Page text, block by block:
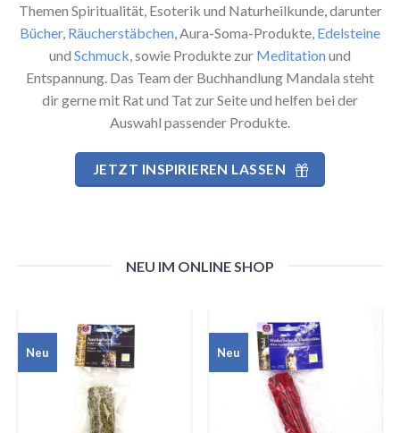
Themen Spiritualität, Esoterik und Naturheilkunde, darunter
Bücher, Räucherstäbchen, Aura-Soma-Produkte, Edelsteine
und Schmuck, sowie Produkte zur Meditationund
Entspannung. Das Team der Buchhandlung Mandala steht
dir gerne mit Rat und Tat zur Seite und helfen bei der
Auswahl passender Produkte.
JETZT INSPIRIEREN LASSEN
NEU IM ONLINE SHOP
Neu Neu